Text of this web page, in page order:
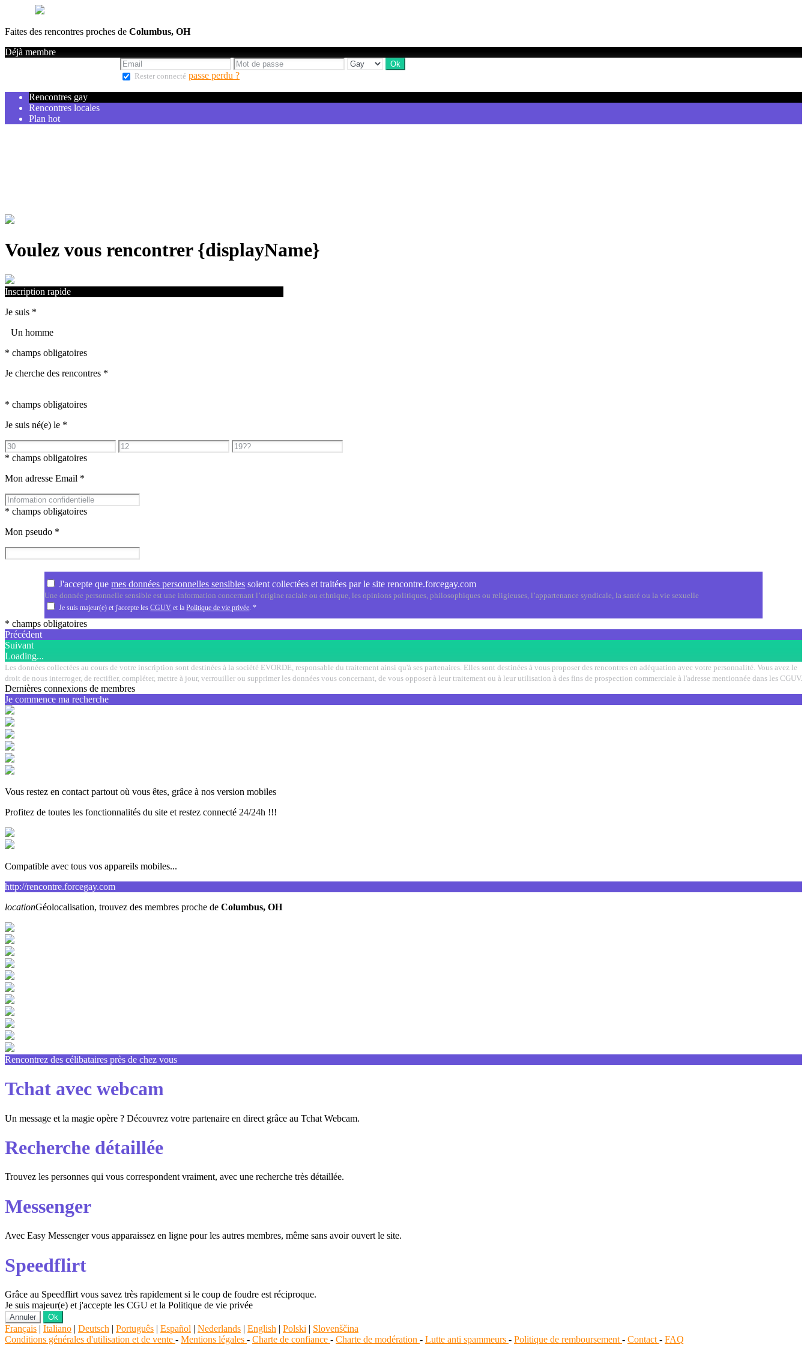
Faites des rencontres proches de Columbus, OH
Déjà membre
Rester connecté passe perdu ?
Rencontres gay
Rencontres locales
Plan hot
Voulez vous rencontrer {displayName}
Inscription rapide
Je suis *
Un homme
* champs obligatoires
Je cherche des rencontres *
* champs obligatoires
Je suis né(e) le *
* champs obligatoires
Mon adresse Email *
* champs obligatoires
Mon pseudo *
J'accepte quemes données personnelles sensibles soient collectées et traitées par le site rencontre.forcegay.com
Une donnée personnelle sensible est une information concernant l’origine raciale ou ethnique, les opinions politiques, philosophiques ou religieuses, l’appartenance syndicale, la santé ou la vie sexuelle
Je suis majeur(e) et j'accepte lesCGUV et laPolitique de vie privée .*
* champs obligatoires
Précédent
Suivant
Loading...
Les données collectées au cours de votre inscription sont destinées à la société EVORDE, responsable du traitement ainsi qu'à ses partenaires. Elles sont destinées à vous proposer des rencontres en adéquation avec votre personnalité. Vous avez le
droit de nous interroger, de rectifier, compléter, mettre à jour, verrouiller ou supprimer les données vous concernant, de vous opposer à leur traitement ou à leur utilisation à des fins de prospection commerciale à l'adresse mentionnée dans les CGUV.
Dernières connexions de membres
Je commence ma recherche
Vous restez en contact partout où vous êtes, grâce à nos version mobiles
Profitez de toutes les fonctionnalités du site et restez connecté 24/24h !!!
Compatible avec tous vos appareils mobiles...
http://rencontre.forcegay.com
locationGéolocalisation, trouvez des membres proche de Columbus, OH
Rencontrez des célibataires près de chez vous
Tchat avec webcam
Un message et la magie opère ? Découvrez votre partenaire en direct grâce au Tchat Webcam.
Recherche détaillée
Trouvez les personnes qui vous correspondent vraiment, avec une recherche très détaillée.
Messenger
Avec Easy Messenger vous apparaissez en ligne pour les autres membres, même sans avoir ouvert le site.
Speedflirt
Grâce au Speedflirt vous savez très rapidement si le coup de foudre est réciproque.
Je suis majeur(e) et j'accepte les CGU et la Politique de vie privée
Annuler Ok
Français | Italiano | Deutsch | Português | Español | Nederlands | English | Polski | Slovenščina
Conditions générales d'utilisation et de vente - Mentions légales - Charte de confiance - Charte de modération - Lutte anti spammeurs - Politique de remboursement - Contact - FAQ